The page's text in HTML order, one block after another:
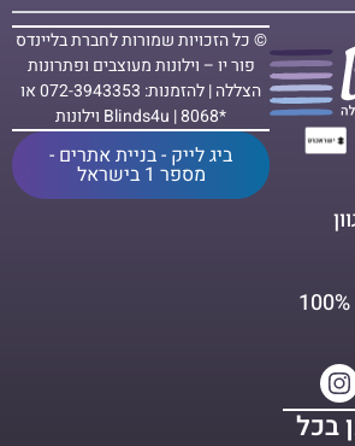
האתר מאובטח 100%
בכל
© כל הזכויות שמורות לחברת בליינדס
פור יו – וילונות מעוצבים ופתרונות
הצללה | להזמנות: 072-3943353 או
*8068 | Blinds4u וילונות
ביג לייק - בניית אתרים -
מספר 1 בישראל